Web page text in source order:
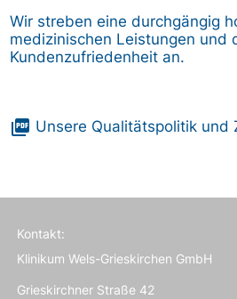
Wir streben eine durchgängig
medizinischen Leistungen und
Kundenzufriedenheit an.
picture_as_pdf Unsere Qualitätspolitik und
Kontakt:
Klinikum Wels-Grieskirchen GmbH
Grieskirchner Straße 42